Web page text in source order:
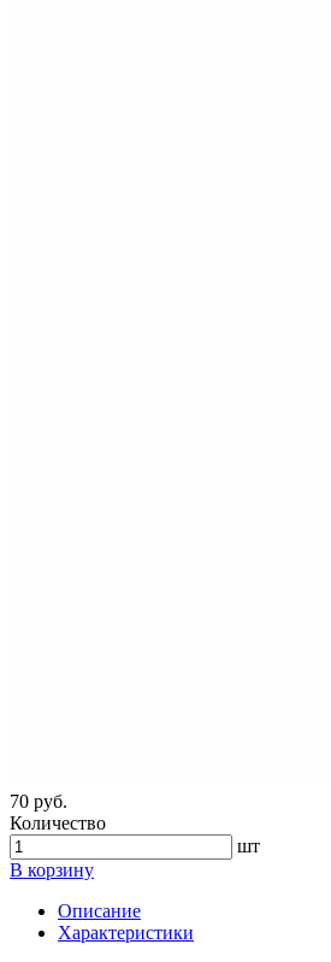
70 руб.
Количество
шт
В корзину
Описание
Характеристики